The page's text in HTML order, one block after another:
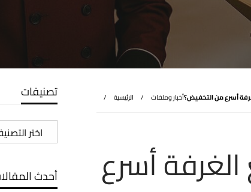
الرئيسية أخبار وملفاتأسرع من التخفيض؟
أسرع
تصنيفات
تصنيفات
أحدث